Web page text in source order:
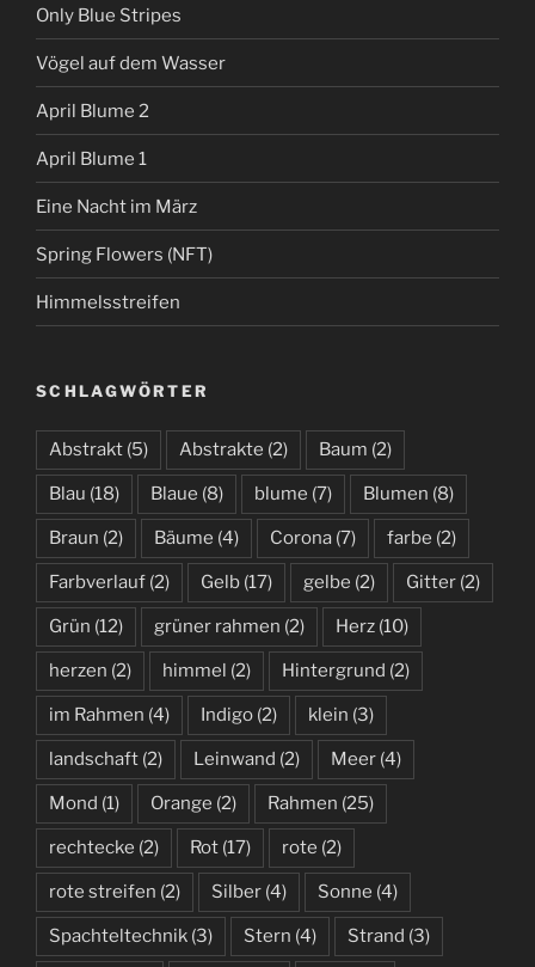
Only Blue Stripes
Vögel auf dem Wasser
April Blume 2
April Blume 1
Eine Nacht im März
Spring Flowers (NFT)
Himmelsstreifen
SCHLAGWÖRTER
Abstrakt (5) Abstrakte (2) Baum (2)
Blau (18) Blaue (8) blume (7) Blumen (8)
Braun (2) Bäume (4) Corona (7) farbe (2)
Farbverlauf (2) Gelb (17) gelbe (2) Gitter (2)
Grün (12) grüner rahmen (2) Herz (10)
herzen (2) himmel (2) Hintergrund (2)
im Rahmen (4) Indigo (2) klein (3)
landschaft (2) Leinwand (2) Meer (4)
Mond (1) Orange (2) Rahmen (25)
rechtecke (2) Rot (17) rote (2)
rote streifen (2) Silber (4) Sonne (4)
Spachteltechnik (3) Stern (4) Strand (3)